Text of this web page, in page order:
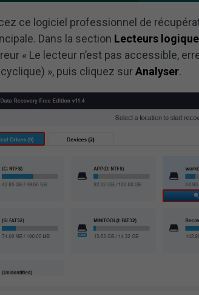
ce logiciel professionnel de
Dans la section Lecteurs
« Le lecteur n’est pas accessible,
», puis cliquez surAnalyser.